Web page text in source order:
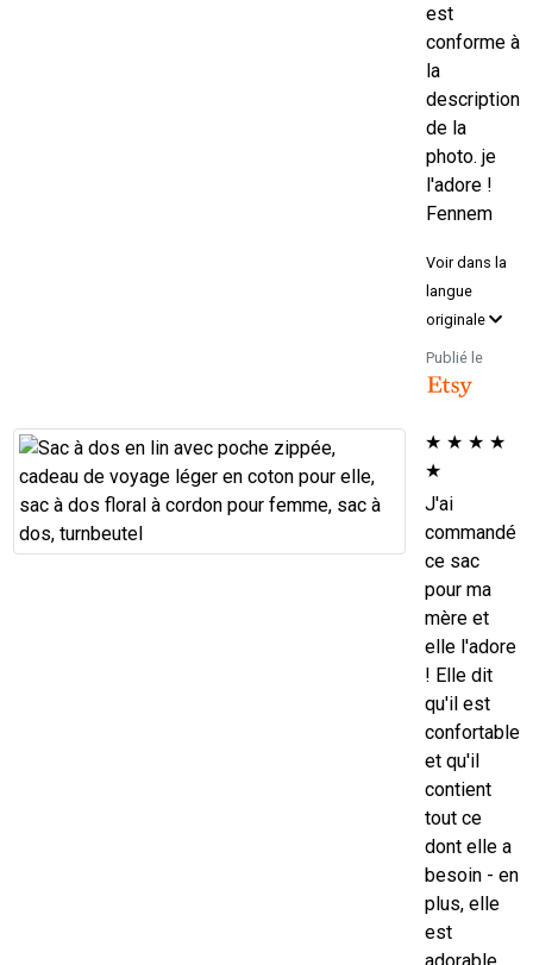
est
conforme à
la
description
de la
photo. je
l'adore !
Fennem
Voir dans la
langue
originale
Publié le
★ ★ ★ ★
★
J'ai
commandé
ce sac
pour ma
mère et
elle l'adore
! Elle dit
qu'il est
confortable
et qu'il
contient
tout ce
dont elle a
besoin - en
plus, elle
est
adorable